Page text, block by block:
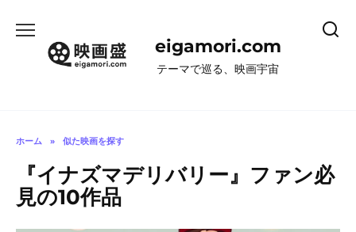
eigamori.com
テーマで巡る、映画宇宙
ホーム » 似た映画を探す
『イナズマデリバリー』ファン必
見の10作品